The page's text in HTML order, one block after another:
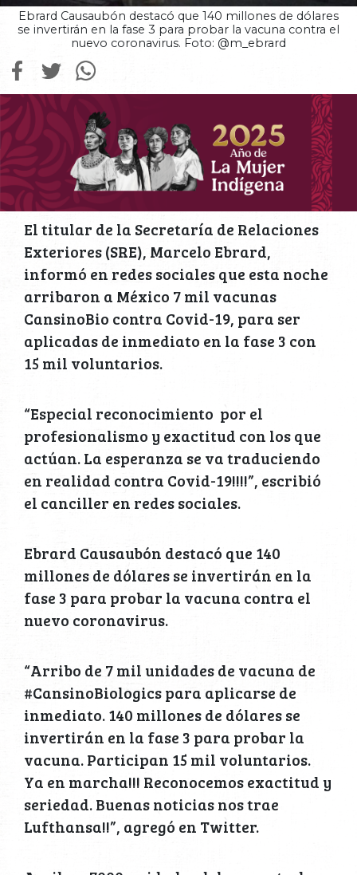
Ebrard Causaubón destacó que 140 millones de dólares
se invertirán en la fase 3 para probar la vacuna contra el
nuevo coronavirus. Foto: @m_ebrard
El titular de la Secretaría de Relaciones
Exteriores (SRE), Marcelo Ebrard,
informó en redes sociales que esta noche
arribaron a México 7 mil vacunas
CansinoBio contra Covid-19, para ser
aplicadas de inmediato en la fase 3 con
15 mil voluntarios.
“Especial reconocimiento por el
profesionalismo y exactitud con los que
actúan. La esperanza se va traduciendo
en realidad contra Covid-19!!!!”, escribió
el canciller en redes sociales.
Ebrard Causaubón destacó que 140
millones de dólares se invertirán en la
fase 3 para probar la vacuna contra el
nuevo coronavirus.
“Arribo de 7 mil unidades de vacuna de
#CansinoBiologics para aplicarse de
inmediato. 140 millones de dólares se
invertirán en la fase 3 para probar la
vacuna. Participan 15 mil voluntarios.
Ya en marcha!!! Reconocemos exactitud y
seriedad. Buenas noticias nos trae
Lufthansa!!”, agregó en Twitter.